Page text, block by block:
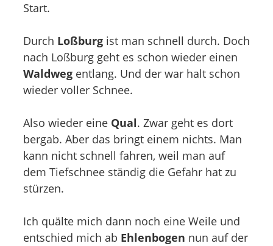
Start.
Durch Loßburg ist man schnell durch. Doch
nach Loßburg geht es schon wieder einen
Waldweg entlang. Und der war halt schon
wieder voller Schnee.
Also wieder eine Qual. Zwar geht es dort
bergab. Aber das bringt einem nichts. Man
kann nicht schnell fahren, weil man auf
dem Tiefschnee ständig die Gefahr hat zu
stürzen.
Ich quälte mich dann noch eine Weile und
entschied mich ab Ehlenbogen nun auf der